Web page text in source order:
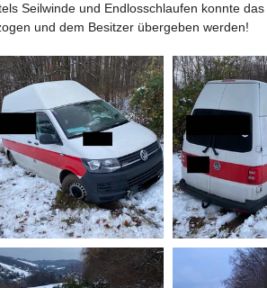
Seilwinde und Endlosschlaufen konnte
und dem Besitzer übergeben werden!